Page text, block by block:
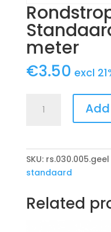
meter
€3.50 excl
Standaard
-
0.5
SKU: rs.030.005.geel
standaard
Related